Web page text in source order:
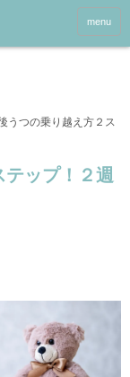
menu
うつの乗り越え方２ス
ップ！２週